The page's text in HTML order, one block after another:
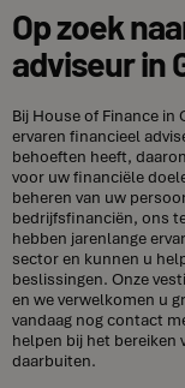
Op zoek
adviseur in
Bij House of Finance in
ervaren financieel
behoeften heeft,
voor uw financiële
beheren van uw
bedrijfsfinanciën, ons
hebben jarenlange
sector en kunnen u
beslissingen. Onze
en we verwelkomen u
vandaag nog contact
helpen bij het bereiken
daarbuiten.